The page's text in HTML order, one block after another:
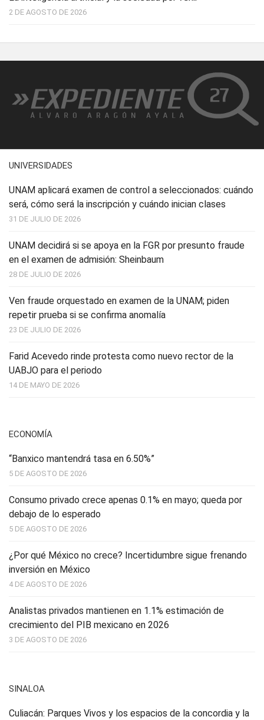
2 DE AGOSTO DE 2026
UNIVERSIDADES
UNAM aplicará examen de control a seleccionados: cuándo
será, cómo será la inscripción y cuándo inician clases
31 DE JULIO DE 2026
UNAM decidirá si se apoya en la FGR por presunto fraude
en el examen de admisión: Sheinbaum
28 DE JULIO DE 2026
Ven fraude orquestado en examen de la UNAM; piden
repetir prueba si se confirma anomalía
23 DE JULIO DE 2026
Farid Acevedo rinde protesta como nuevo rector de la
UABJO para el periodo
14 DE MAYO DE 2026
ECONOMÍA
“Banxico mantendrá tasa en 6.50%”
5 DE AGOSTO DE 2026
Consumo privado crece apenas 0.1% en mayo; queda por
debajo de lo esperado
5 DE AGOSTO DE 2026
¿Por qué México no crece? Incertidumbre sigue frenando
inversión en México
4 DE AGOSTO DE 2026
Analistas privados mantienen en 1.1% estimación de
crecimiento del PIB mexicano en 2026
3 DE AGOSTO DE 2026
SINALOA
Culiacán: Parques Vivos y los espacios de la concordia y la